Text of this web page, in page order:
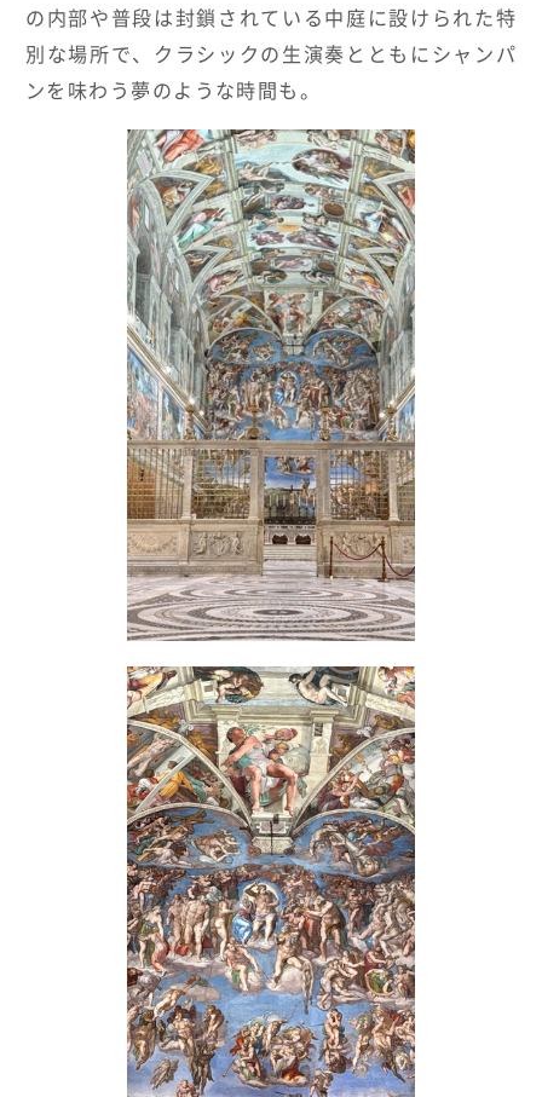
の内部や普段は封鎖されている中庭に設けられた特
別な場所で、クラシックの生演奏とともにシャンパ
ンを味わう夢のような時間も。